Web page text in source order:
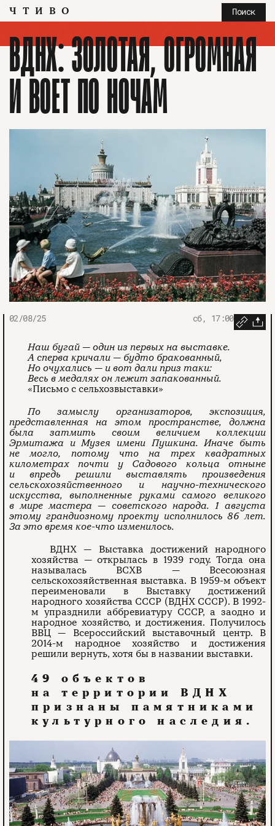
ЧТИВО Поиск
ВДНХ: ЗОЛОТАЯ, ОГРОМНАЯ
И ВОЕТ ПО НОЧАМ
02/08/25 сб, 17:00
Наш бугай — один из первых на выставке.
А сперва кричали — будто бракованный,
Но очухались — и вот дали приз таки:
Весь в медалях он лежит запакованный.
«Письмо с сельхозвыставки»
По замыслу организаторов, экспозиция,
представленная на этом пространстве, должна
была затмить своим величием коллекции
Эрмитажа и Музея имени Пушкина. Иначе быть
не могло, потому что на трех квадратных
километрах почти у Садового кольца отныне
и впредь решили выставлять произведения
сельскохозяйственного и научно-технического
искусства, выполненные руками самого великого
в мире мастера — советского народа. 1 августа
этому грандиозному проекту исполнилось 86 лет.
За это время кое-что изменилось.
ВДНХ — Выставка достижений народного
хозяйства — открылась в 1939 году. Тогда она
называлась ВСХВ — Всесоюзная
сельскохозяйственная выставка. В 1959-м объект
переименовали в Выставку достижений
народного хозяйства СССР (ВДНХ СССР). В 1992-
м упразднили аббревиатуру СССР, а заодно и
народное хозяйство, и достижения. Получилось
ВВЦ — Всероссийский выставочный центр. В
2014-м народное хозяйство и достижения
решили вернуть, хотя бы в названии выставки.
49 объектов
на территории ВДНХ
признаны памятниками
культурного наследия.